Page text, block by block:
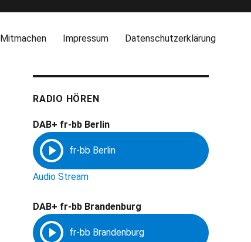
Mitmachen Impressum Datenschutzerklärung
RADIO HÖREN
DAB+ fr-bb Berlin
Audio Stream
DAB+ fr-bb Brandenburg